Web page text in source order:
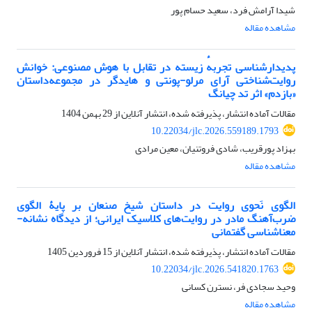
شیدا آرامش فرد، سعید حسام پور
مشاهده مقاله
پدیدارشناسی تجربهٔ زیسته در تقابل با هوش مصنوعی: خوانش
روایت‌شناختی آرای مرلو-پونتی و هایدگر در مجموعه‌داستان
«بازدم» اثر تد چیانگ
مقالات آماده انتشار، پذیرفته شده، انتشار آنلاین از29 بهمن 1404
10.22034/jlc.2026.559189.1793
بهزاد پورقریب، شادی فروتنیان، معین مرادی
مشاهده مقاله
الگوی نَحوی روایت در داستان شیخ صنعان بر پایۀ الگوی
ضرب‌آهنگ مادر در روایت‌های کلاسیک ایرانی؛ از دیدگاه نشانه-
معناشناسی گفتمانی
مقالات آماده انتشار، پذیرفته شده، انتشار آنلاین از15 فروردین 1405
10.22034/jlc.2026.541820.1763
وحید سجادی فر، نسترن کسانی
مشاهده مقاله